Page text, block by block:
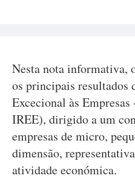
Nesta nota informativa,
os principais resultados
Excecional às
IREE), dirigido a um
empresas de micro,
dimensão,
atividade económica.